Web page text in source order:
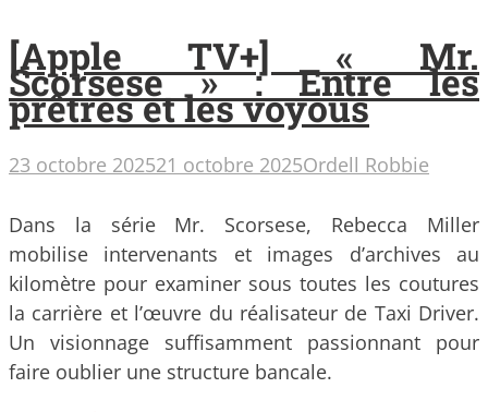
[Apple TV+] « Mr.
Scorsese » : Entre les
prêtres et les voyous
23 octobre 202521 octobre 2025Ordell Robbie
Dans la série Mr. Scorsese, Rebecca Miller
mobilise intervenants et images d’archives au
kilomètre pour examiner sous toutes les coutures
la carrière et l’œuvre du réalisateur de Taxi Driver.
Un visionnage suffisamment passionnant pour
faire oublier une structure bancale.